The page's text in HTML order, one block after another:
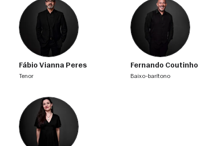
Fábio Vianna Peres
tenor
Fernando Coutinho
baixo-barítono